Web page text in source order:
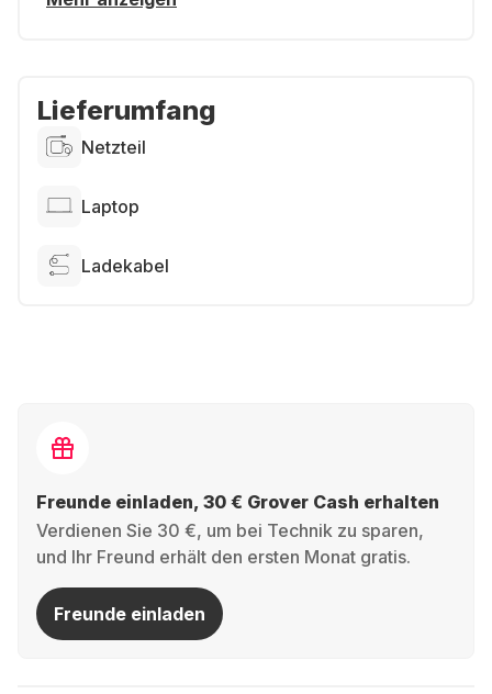
Lieferumfang
Netzteil
Laptop
Ladekabel
Freunde einladen, 30 € Grover Cash erhalten
Verdienen Sie 30 €, um bei Technik zu sparen,
und Ihr Freund erhält den ersten Monat gratis.
Freunde einladen